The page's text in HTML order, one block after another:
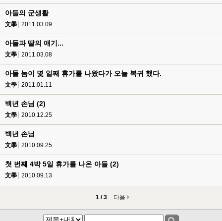
아들의 군생활
文學 2011.03.09
아들과 딸의 얘기...
文學 2011.03.08
아들 놈이 몇 일째 휴가를 나왔다가 오늘 복귀 했다.
文學 2011.01.11
백년 손님 (2)
文學 2010.12.25
백년 손님
文學 2010.09.25
첫 번째 4박 5일 휴가를 나온 아들 (2)
文學 2010.09.13
1 / 3 다음